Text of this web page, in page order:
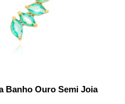
Banho Ouro Semi Joia